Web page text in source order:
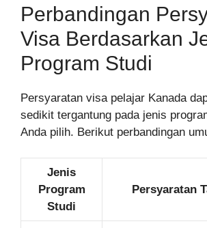
Perbandingan
Visa Berdasarkan
Program Studi
Persyaratan visa pelajar Kanada
sedikit tergantung pada jenis
Anda pilih. Berikut perbandingan
Jenis
Program
Studi
Persyaratan